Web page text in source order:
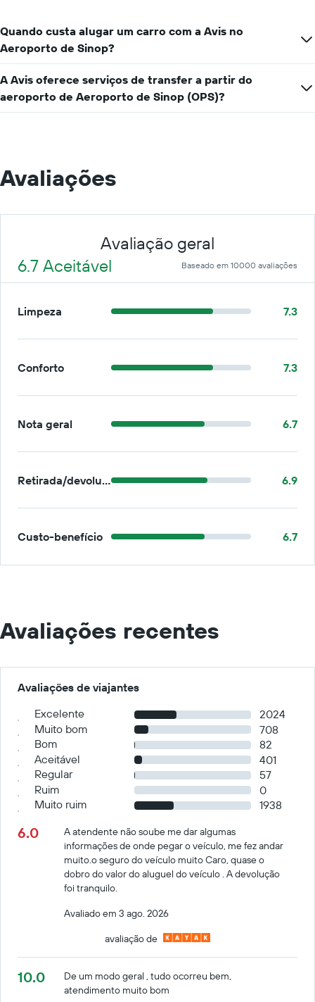
Quando custa alugar um carro com a Avis no
Aeroporto de Sinop?
A Avis oferece serviços de transfer a partir do
aeroporto de Aeroporto de Sinop (OPS)?
Avaliações
Avaliação geral
6.7 Aceitável
Baseado em 10000 avaliações
Limpeza 7.3
Conforto 7.3
Nota geral 6.7
Retirada/devolução 6.9
Custo-benefício 6.7
Avaliações recentes
Avaliações de viajantes
Excelente
2024
Muito bom
708
Bom
82
Aceitável
401
Regular
57
Ruim
0
Muito ruim
1938
6.0
A atendente não soube me dar algumas
informações de onde pegar o veículo, me fez andar
muito.o seguro do veículo muito Caro, quase o
dobro do valor do aluguel do veículo . A devolução
foi tranquilo.
Avaliado em 3 ago. 2026
avaliação de
10.0
De um modo geral , tudo ocorreu bem,
atendimento muito bom